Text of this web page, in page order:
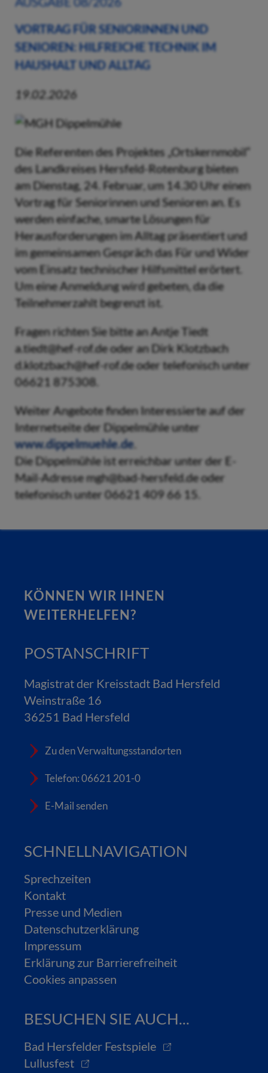
VORTRAG FÜR SENIORINNEN UND
SENIOREN: HILFREICHE TECHNIK IM
HAUSHALT UND ALLTAG
19.02.2026
Die Referenten des Projektes „Ortskernmobil“
des Landkreises Hersfeld-Rotenburg bieten
am Dienstag, 24. Februar, um 14.30 Uhr einen
Vortrag für Seniorinnen und Senioren an. Es
werden einfache, smarte Lösungen für
Herausforderungen im Alltag präsentiert und
im gemeinsamen Gespräch das Für und Wider
vom Einsatz technischer Hilfsmittel erörtert.
Um eine Anmeldung wird gebeten, da die
Teilnehmerzahlt begrenzt ist.
Fragen richten Sie bitte an Antje Tiedt
a.tiedt@hef-rof.de oder an Dirk Klotzbach
d.klotzbach@hef-rof.de oder telefonisch unter
06621 875308.
Weiter Angebote finden Interessierte auf der
Internetseite der Dippelmühle unter
www.dippelmuehle.de
Die Dippelmühle ist erreichbar unter der E-
Mail-Adresse mgh@bad-hersfeld.de oder
telefonisch unter 06621 409 66 15.
KÖNNEN WIR IHNEN
WEITERHELFEN?
POSTANSCHRIFT
Magistrat der Kreisstadt Bad Hersfeld
Weinstraße 16
36251 Bad Hersfeld
Zu den Verwaltungsstandorten
Telefon: 06621 201-0
E-Mail senden
SCHNELLNAVIGATION
Sprechzeiten
Kontakt
Presse und Medien
Datenschutzerklärung
Impressum
Erklärung zur Barrierefreiheit
Cookies anpassen
BESUCHEN SIE AUCH...
Bad Hersfelder Festspiele
Lullusfest